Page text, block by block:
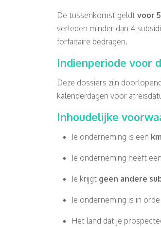
De tussenkomst geldt voor
verleden minder dan 4
forfaitaire bedragen.
Indienperiode voor
Deze dossiers zijn
kalenderdagen voor
Inhoudelijke
Je onderneming is een
Je onderneming heeft een
Je krijgt geen andere
Je onderneming is in
Het land dat je